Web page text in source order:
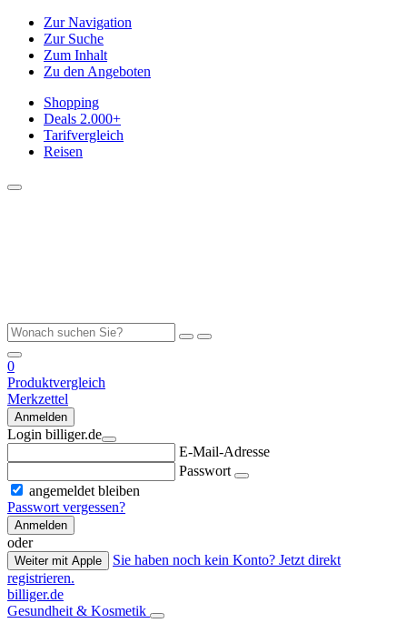
Zur Navigation
Zur Suche
Zum Inhalt
Zu den Angeboten
Shopping
Deals 2.000+
Tarifvergleich
Reisen
0
Produktvergleich
Merkzettel
Anmelden
Login billiger.de
E-Mail-Adresse
Passwort
angemeldet bleiben
Passwort vergessen?
Anmelden
oder
Weiter mit Apple
Sie haben noch kein Konto? Jetzt direkt
registrieren.
billiger.de
Gesundheit & Kosmetik